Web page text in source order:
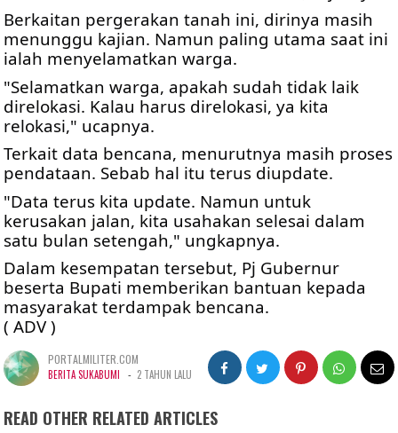
Berkaitan pergerakan tanah ini, dirinya masih
menunggu kajian. Namun paling utama saat ini
ialah menyelamatkan warga.
"Selamatkan warga, apakah sudah tidak laik
direlokasi. Kalau harus direlokasi, ya kita
relokasi," ucapnya.
Terkait data bencana, menurutnya masih proses
pendataan. Sebab hal itu terus diupdate.
"Data terus kita update. Namun untuk
kerusakan jalan, kita usahakan selesai dalam
satu bulan setengah," ungkapnya.
Dalam kesempatan tersebut, Pj Gubernur
beserta Bupati memberikan bantuan kepada
masyarakat terdampak bencana.
( ADV )
PORTALMILITER.COM
BERITA SUKABUMI - 2 TAHUN LALU
READ OTHER RELATED ARTICLES